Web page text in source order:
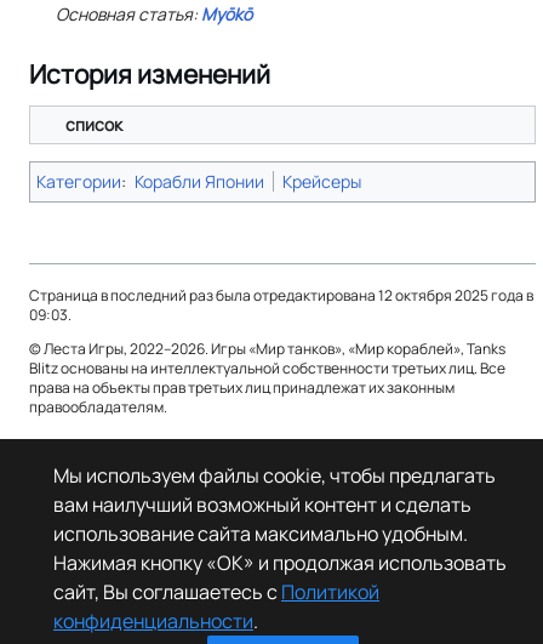
Основная статья:Myōkō
История изменений
список
Категории: Корабли Японии Крейсеры
Страница в последний раз была отредактирована 12 октября 2025 года в
09:03.
© Леста Игры, 2022–2026. Игры «Мир танков», «Мир кораблей», Tanks
Blitz основаны на интеллектуальной собственности третьих лиц. Все
права на объекты прав третьих лиц принадлежат их законным
правообладателям.
Политика конфиденциальности
О Леста Wiki
Отказ от ответственности
Мы используем файлы cookie, чтобы предлагать
вам наилучший возможный контент и сделать
использование сайта максимально удобным.
Нажимая кнопку «OK» и продолжая использовать
сайт, Вы соглашаетесь сПолитикой
конфиденциальности.